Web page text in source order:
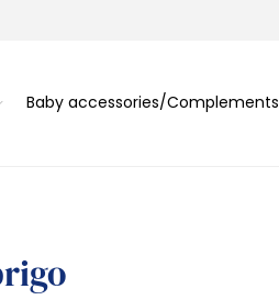
Baby accessories/Complements